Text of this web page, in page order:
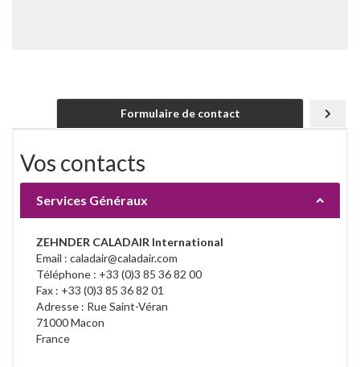
Formulaire de contact
Vos contacts
Services Généraux
ZEHNDER CALADAIR International
Email : caladair@caladair.com
Téléphone : +33 (0)3 85 36 82 00
Fax : +33 (0)3 85 36 82 01
Adresse : Rue Saint-Véran
71000 Macon
France